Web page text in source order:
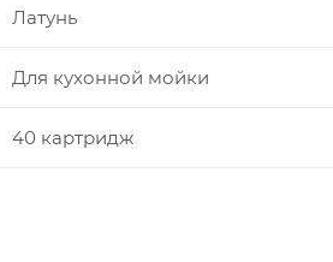
Латунь
Для кухонной мойки
40 картридж